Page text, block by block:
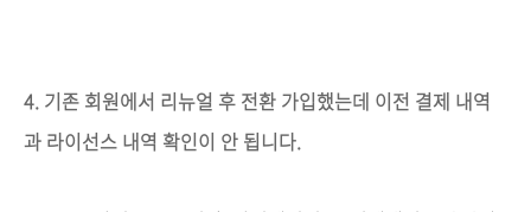
4. 기존 회원에서 리뉴얼 후 전환 가입했는데 이전 결제 내역
과 라이선스 내역 확인이 안 됩니다.